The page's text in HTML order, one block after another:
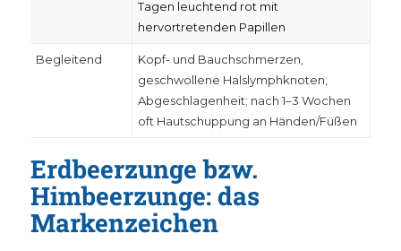
Tagen leuchtend rot mit
hervortretenden Papillen
Begleitend
Kopf- und Bauchschmerzen,
geschwollene Halslymphknoten,
Abgeschlagenheit; nach 1–3 Wochen
oft Hautschuppung an Händen/Füßen
Erdbeerzunge bzw.
Himbeerzunge: das
Markenzeichen